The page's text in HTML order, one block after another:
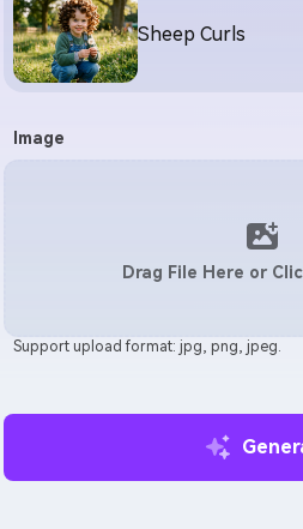
Sheep Curls
Image
Drag File Here or
Support upload format: jpg, png, jpeg.